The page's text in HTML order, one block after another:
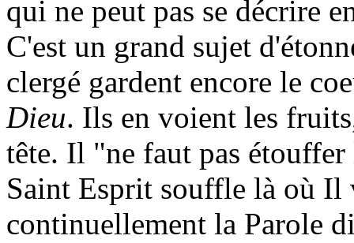
qui ne peut pas se décrire
C'est un grand sujet
clergé gardent encore le
Dieu. Ils en voient les
tête. Il "ne faut pas
Saint Esprit souffle là où Il
continuellement la Parole